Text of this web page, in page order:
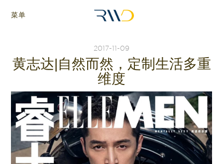
菜单
2017-11-09
黄志达|自然而然，定制生活多重
维度